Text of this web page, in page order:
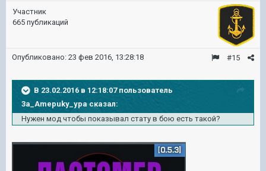
Участник
665 публикаций
#15
Опубликовано: 23 фев 2016, 13:28:18
В 23.02.2016 в 12:18:07 пользователь
3a_Amepuky_ypa сказал:
Нужен мод чтобы показывал стату в бою есть такой?